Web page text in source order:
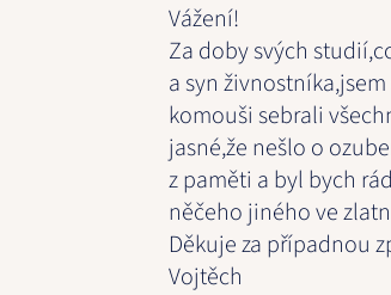
Vážení!
Za doby svých
a syn
komouši sebrali
jasné,že nešlo o
z paměti a byl bych
něčeho jiného ve
Děkuje za případnou
Vojtěch